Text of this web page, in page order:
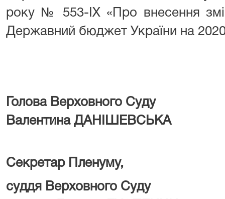
року № 553-IX «Про внесення
Державний бюджет України на 2020
Голова
Валентина ДАНІШЕВСЬКА
Секретар Пленуму,
суддя